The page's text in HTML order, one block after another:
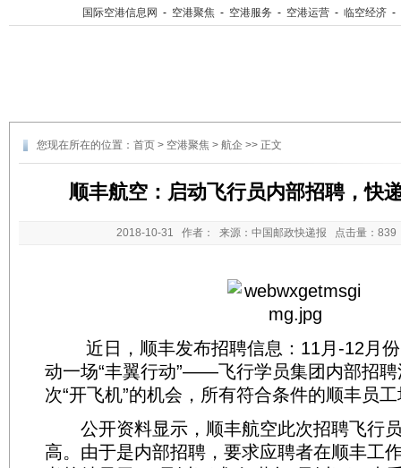
国际空港信息网 - 空港聚焦 - 空港服务 - 空港运营 - 临空经济 -
您现在所在的位置： 首页 > 空港聚焦 > 航企 >> 正文
顺丰航空：启动飞行员内部招聘，快
2018-10-31 作者： 来源：中国邮政快递报 点击量：
近日，顺丰发布招聘信息：11月-12月份
动一场“丰翼行动”——飞行学员集团内部招
次“开飞机”的机会，所有符合条件的顺丰员
公开资料显示，顺丰航空此次招聘飞行
高。由于是内部招聘，要求应聘者在顺丰工